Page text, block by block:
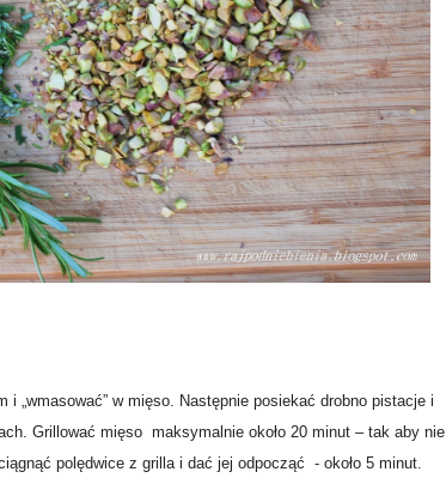
„wmasować” w mięso. Następnie posiekać drobno pistacje i
Grillować mięso maksymalnie około 20 minut – tak aby nie
polędwice z grilla i dać jej odpocząć - około 5 minut.